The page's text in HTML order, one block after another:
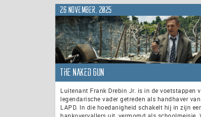
26 november, 2025
The Naked Gun
Luitenant Frank Drebin Jr. is in de voetstappen
legendarische vader getreden als handhaver
LAPD. In die hoedanigheid schakelt hij in zijn